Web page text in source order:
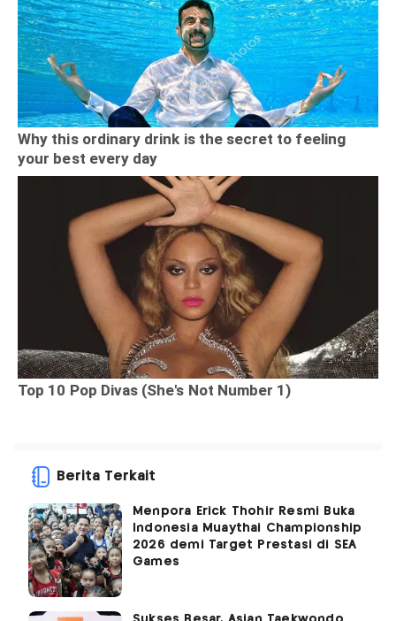
Berita Terkait
Menpora Erick Thohir Resmi Buka
Indonesia Muaythai Championship
2026 demi Target Prestasi di SEA
Games